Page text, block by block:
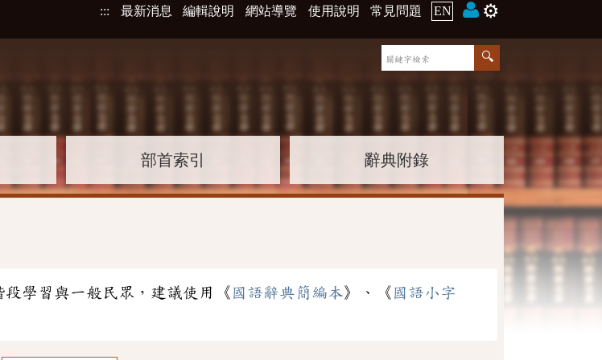
::: 最新消息 編輯說明 網站導覽 使用說明 常見問題 EN ⚙️
部首索引 辭典附錄
段學習與一般民眾，建議使用《 國語辭典簡編本》、《 國語小字